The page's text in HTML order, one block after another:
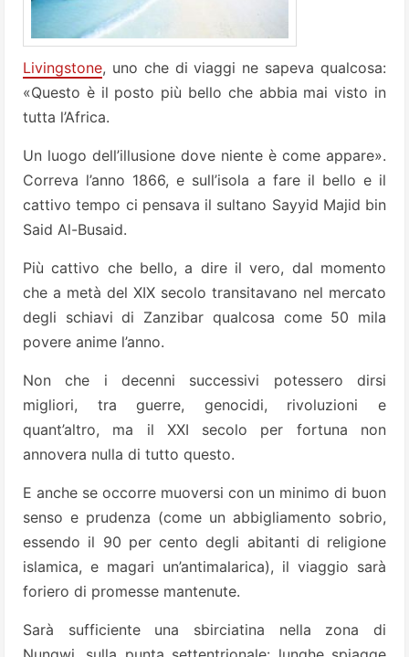
Livingstone, uno che di viaggi ne sapeva qualcosa:
«Questo è il posto più bello che abbia mai visto in
tutta l’Africa.
Un luogo dell’illusione dove niente è come appare».
Correva l’anno 1866, e sull’isola a fare il bello e il
cattivo tempo ci pensava il sultano Sayyid Majid bin
Said Al-Busaid.
Più cattivo che bello, a dire il vero, dal momento
che a metà del XIX secolo transitavano nel mercato
degli schiavi di Zanzibar qualcosa come 50 mila
povere anime l’anno.
Non che i decenni successivi potessero dirsi
migliori, tra guerre, genocidi, rivoluzioni e
quant’altro, ma il XXI secolo per fortuna non
annovera nulla di tutto questo.
E anche se occorre muoversi con un minimo di buon
senso e prudenza (come un abbigliamento sobrio,
essendo il 90 per cento degli abitanti di religione
islamica, e magari un’antimalarica), il viaggio sarà
foriero di promesse mantenute.
Sarà sufficiente una sbirciatina nella zona di